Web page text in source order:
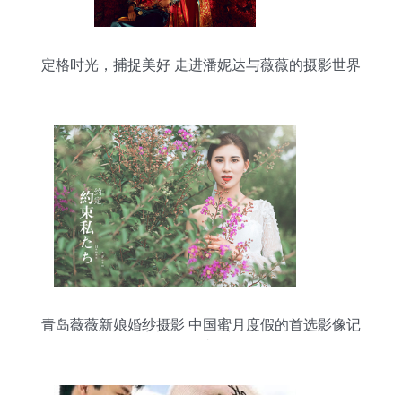
定格时光，捕捉美好 走进潘妮达与薇薇的摄影世界
青岛薇薇新娘婚纱摄影 中国蜜月度假的首选影像记